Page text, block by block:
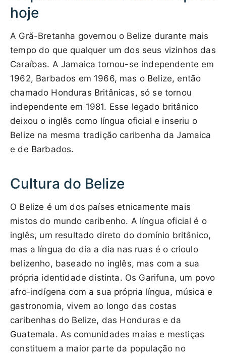
hoje
A Grã-Bretanha governou o Belize durante mais
tempo do que qualquer um dos seus vizinhos das
Caraíbas. A Jamaica tornou-se independente em
1962, Barbados em 1966, mas o Belize, então
chamado Honduras Britânicas, só se tornou
independente em 1981. Esse legado britânico
deixou o inglês como língua oficial e inseriu o
Belize na mesma tradição caribenha da Jamaica
e de Barbados.
Cultura do Belize
O Belize é um dos países etnicamente mais
mistos do mundo caribenho. A língua oficial é o
inglês, um resultado direto do domínio britânico,
mas a língua do dia a dia nas ruas é o crioulo
belizenho, baseado no inglês, mas com a sua
própria identidade distinta. Os Garifuna, um povo
afro-indígena com a sua própria língua, música e
gastronomia, vivem ao longo das costas
caribenhas do Belize, das Honduras e da
Guatemala. As comunidades maias e mestiças
constituem a maior parte da população no